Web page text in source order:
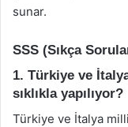
sunar.
SSS (Sıkça
1. Türkiye ve
sıklıkla yapılıyor?
Türkiye ve İtalya